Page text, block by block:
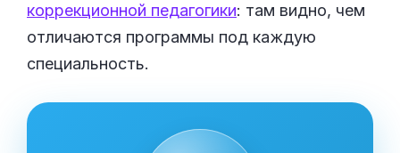
коррекционной педагогики: там видно, чем
отличаются программы под каждую
специальность.